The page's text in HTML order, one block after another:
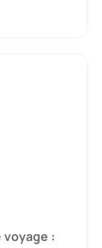
: